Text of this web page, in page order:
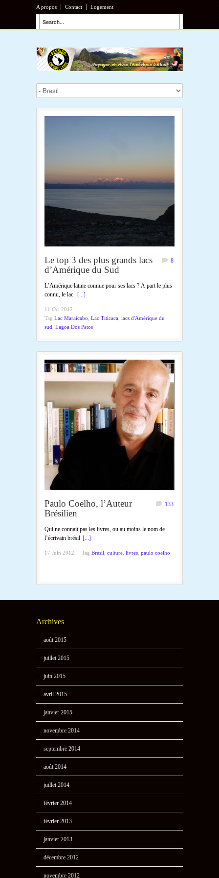
A propos Contact Logement
Le top 3 des plus grands lacs
d’Amérique du Sud
8
L’Amérique latine connue pour ses lacs ? À part le plus
connu, le lac [...]
11 Oct 2012
Tag Lac Maraicabo Lac Titicaca lacs d'Amérique du
sud Lagoa Dos Patos
Paulo Coelho, l’Auteur
Brésilien
133
Qui ne connait pas les livres, ou au moins le nom de
l’écrivain brésil [...]
17 Juin 2012 Tag Brésil culture livres paulo coelho
Archives
août 2015
juillet 2015
juin 2015
avril 2015
janvier 2015
novembre 2014
septembre 2014
août 2014
juillet 2014
février 2014
février 2013
janvier 2013
décembre 2012
novembre 2012